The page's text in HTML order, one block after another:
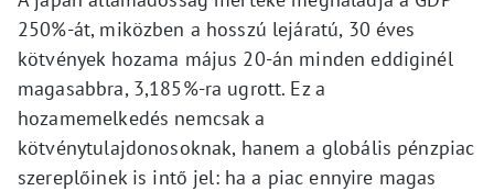
250%-át, miközben a hosszú lejáratú, 30 éves
kötvények hozama május 20-án minden eddiginél
magasabbra, 3,185%-ra ugrott. Ez a
hozamemelkedés nemcsak a
kötvénytulajdonosoknak, hanem a globális pénzpiac
szereplőinek is intő jel: ha a piac ennyire magas